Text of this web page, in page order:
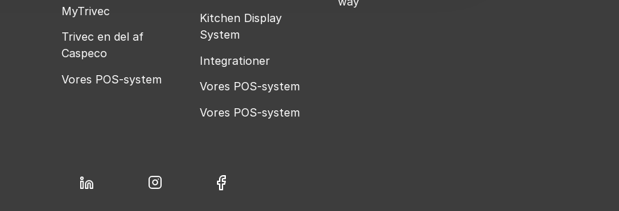
MyTrivec
Trivec en del af
Caspeco
Vores POS-system
Kitchen Display
System
Integrationer
Vores POS-system
Vores POS-system